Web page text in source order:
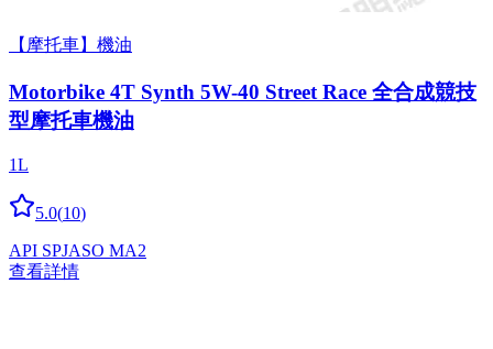
【摩托車】機油
Motorbike 4T Synth 5W-40 Street Race 全合成競技
型摩托車機油
1L
5.0(10)
API SPJASO MA2
查看詳情